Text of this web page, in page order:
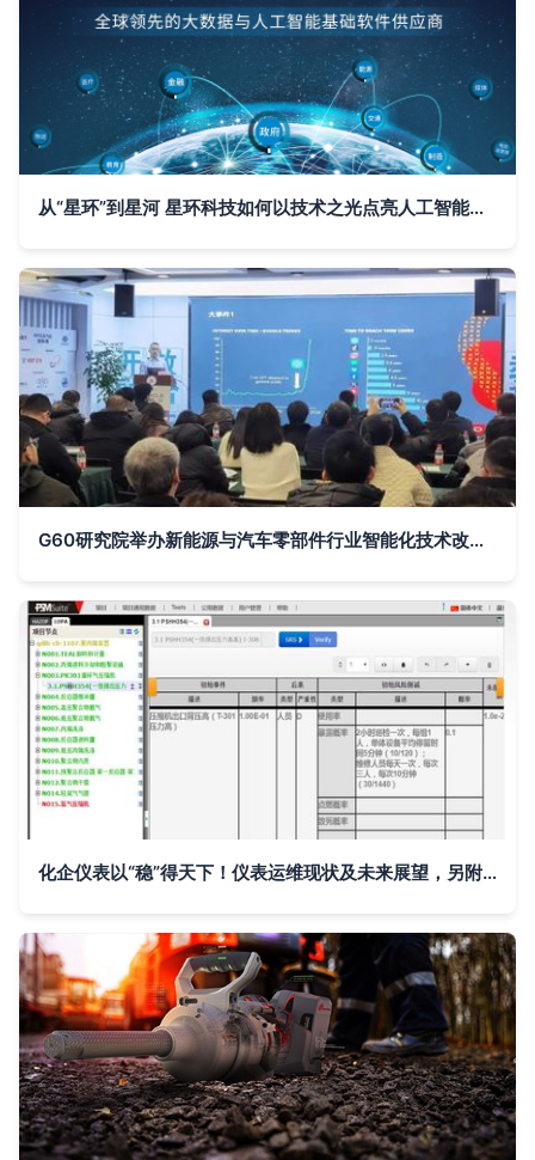
从“星环”到星河 星环科技如何以技术之光点亮人工智能软件开发的未来
G60研究院举办新能源与汽车零部件行业智能化技术改造培训班，聚焦AI基础软件实战应用
化企仪表以“稳”得天下！仪表运维现状及未来展望，另附我国智能工厂进程展望及人工智能基础软件开发